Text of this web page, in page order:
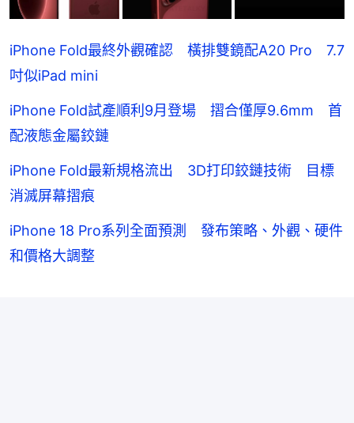
iPhone Fold最終外觀確認 橫排雙鏡配A20 Pro 7.7
吋似iPad mini
iPhone Fold試產順利9月登場 摺合僅厚9.6mm 首
配液態金屬鉸鏈
iPhone Fold最新規格流出 3D打印鉸鏈技術 目標
消滅屏幕摺痕
iPhone 18 Pro系列全面預測 發布策略、外觀、硬件
和價格大調整